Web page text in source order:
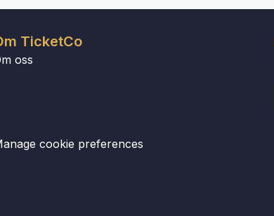
TicketCo
oss
cookie preferences